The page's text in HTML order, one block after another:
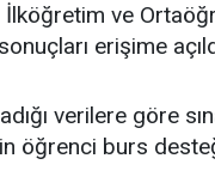
ve
erişime
verilere göre
öğrenci burs